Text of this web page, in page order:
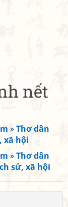
nết
»Thơ dân
xã hội
»Thơ dân
sử, xã hội